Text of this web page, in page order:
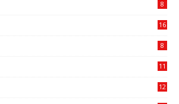
8
16
8
11
12